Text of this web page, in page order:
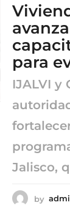
para
IJALVI y
Jalisco,
by